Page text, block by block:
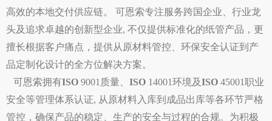
高效的本地交付供应链。 可恩索专注服务跨国企业、行业龙
头及追求卓越的创新型企业, 不仅提供标准化的纸管产品，更
擅长根据客户痛点，提供从原材料管控、环保安全认证到产
品定制化设计的全方位解决方案。
可恩索拥有ISO 9001质量、 ISO 14001环境及ISO 45001职业
安全等管理体系认证, 从原材料入库到成品出库等各环节严格
管控，确保产品的稳定、生产的安全与过程的合规。为积极